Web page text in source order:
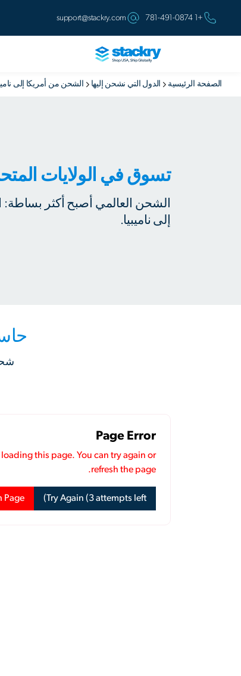
+1 781-491-0874
support@stackry.com
الصفحة الرئيسية الدول التي نشحن إليها الشحن من أمريكا إلى
تسوق في الولايات
الشحن العالمي أصبح أكثر بساطة:
إلى ناميبيا.